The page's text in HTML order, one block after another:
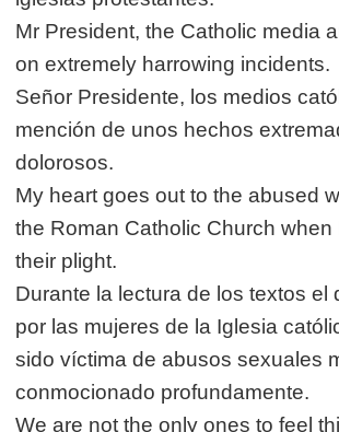
Mr President, the Catholic media
on extremely harrowing incidents.
Señor Presidente, los medios
mención de unos hechos
dolorosos.
My heart goes out to the abused
the Roman Catholic Church when
their plight.
Durante la lectura de los textos el
por las mujeres de la Iglesia
sido víctima de abusos sexuales
conmocionado profundamente.
We are not the only ones to feel